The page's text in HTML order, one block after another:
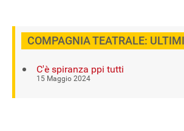
COMPAGNIA TEATRALE:
C'è spiranza ppi tutti
15 Maggio 2024